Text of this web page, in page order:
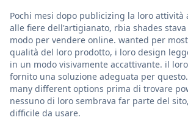
Pochi mesi dopo publicizing la loro attività
alle fiere dell'artigianato, rbia shades
modo per vendere online. wanted per
qualità del loro prodotto, i loro design
in un modo visivamente accattivante. il
fornito una soluzione adeguata per
many different options prima di trovare
nessuno di loro sembrava far parte del
difficile da usare.